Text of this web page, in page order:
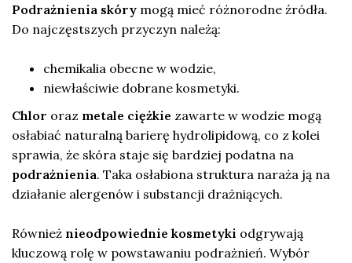
Podrażnienia skóry mogą mieć różnorodne źródła.
Do najczęstszych przyczyn należą:
chemikalia obecne w wodzie,
niewłaściwie dobrane kosmetyki.
Chlor oraz metale ciężkie zawarte w wodzie mogą
osłabiać naturalną barierę hydrolipidową, co z kolei
sprawia, że skóra staje się bardziej podatna na
podrażnienia. Taka osłabiona struktura naraża ją na
działanie alergenów i substancji drażniących.
Również nieodpowiednie kosmetyki odgrywają
kluczową rolę w powstawaniu podrażnień. Wybór